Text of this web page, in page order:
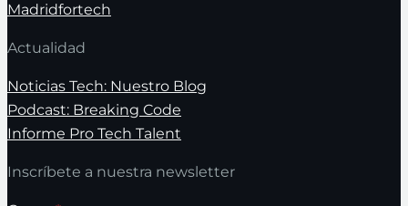
Madridfortech
Actualidad
Noticias Tech: Nuestro Blog
Podcast: Breaking Code
Informe Pro Tech Talent
Inscríbete a nuestra newsletter